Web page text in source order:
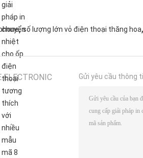
,số lượng lớn vỏ điện thoại thăng hoa,
ELECTRONIC
Gửi yêu cầu thông